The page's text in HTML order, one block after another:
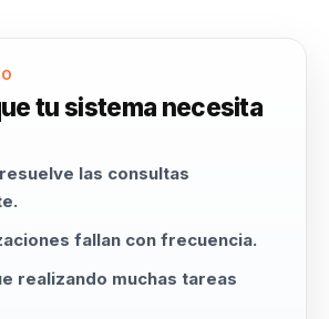
tu sistema necesita
las consultas
fallan con frecuencia.
realizando muchas tareas